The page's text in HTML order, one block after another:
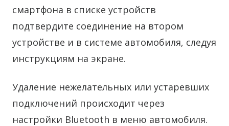
смартфона в списке устройств
подтвердите соединение на втором
устройстве и в системе автомобиля, следуя
инструкциям на экране.
Удаление нежелательных или устаревших
подключений происходит через
настройки Bluetooth в меню автомобиля.